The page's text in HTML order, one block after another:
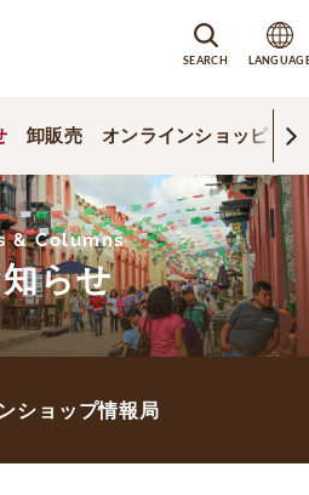
SEARCH
卸販売 オンラインショッピング
& Columns
らせ
ショップ情報局